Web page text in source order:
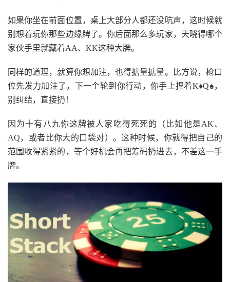
如果你坐在前面位置，桌上大部分人都还没吭声，这时候就
别想着玩你那些边缘牌了。你后面那么多玩家，天晓得哪个
家伙手里就藏着AA、KK这种大牌。
同样的道理，就算你想加注，也得掂量掂量。比方说，枪口
位先发力加注了，下一个轮到你行动，你手上捏着K♦Q♠，
别纠结，直接扔！
因为十有八九你这牌被人家吃得死死的（比如他是AK、
AQ，或者比你大的口袋对）。这种时候，你就得把自己的
范围收得紧紧的，等个好机会再把筹码扔进去，不差这一手
牌。